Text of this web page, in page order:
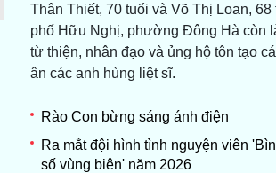
Thân Thiết, 70 tuổi và Võ Thị Loan, 68
phố Hữu Nghị, phường Đông Hà còn
từ thiện, nhân đạo và ủng hộ tôn tạo
ân các anh hùng liệt sĩ.
Rào Con bừng sáng ánh điện
Ra mắt đội hình tình nguyện viên
số vùng biên' năm 2026